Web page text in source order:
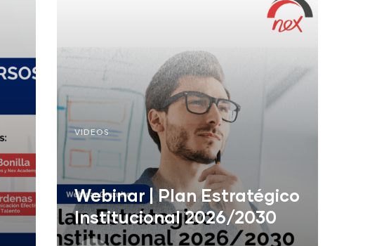
VIDEOS
Webinar | Plan Estratégico
Institucional 2026/2030